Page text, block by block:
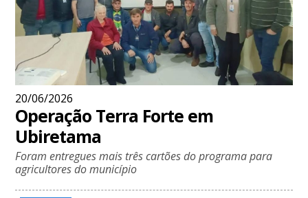
20/06/2026
Operação Terra Forte em
Ubiretama
Foram entregues mais três cartões do programa para
agricultores do município